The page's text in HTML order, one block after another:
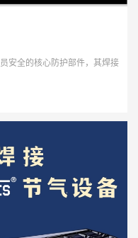
安全的核心防护部件，其焊接